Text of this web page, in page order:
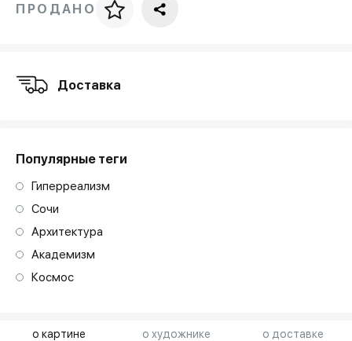
о картине о художнике о доставке
Цена за багет
ПРОДАНО
Доставка
Популярные теги
Гиперреализм
Сочи
Архитектура
Академизм
Космос